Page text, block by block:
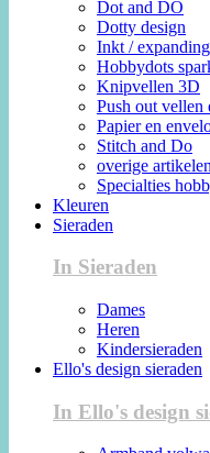
Dot and DO
Dotty design
Inkt /
Hobbydots
Knipvellen 3D
Push out vellen
Papier en
Stitch and Do
overige artikelen
Specialties
Kleuren
Sieraden
In Sieraden
Dames
Heren
Kindersieraden
Ello's design sieraden
In Ello's design